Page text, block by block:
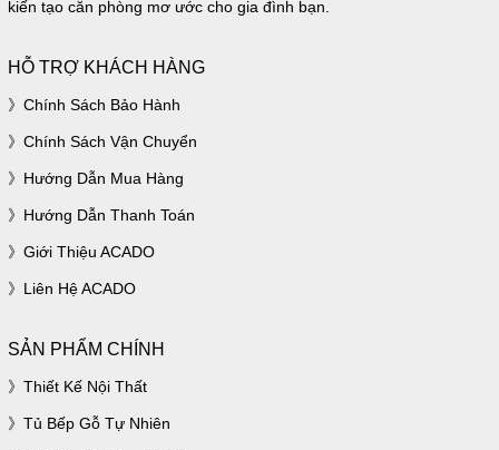
kiến tạo căn phòng mơ ước cho gia đình bạn.
HỖ TRỢ KHÁCH HÀNG
Chính Sách Bảo Hành
Chính Sách Vận Chuyển
Hướng Dẫn Mua Hàng
Hướng Dẫn Thanh Toán
Giới Thiệu ACADO
Liên Hệ ACADO
SẢN PHẨM CHÍNH
Thiết Kế Nội Thất
Tủ Bếp Gỗ Tự Nhiên